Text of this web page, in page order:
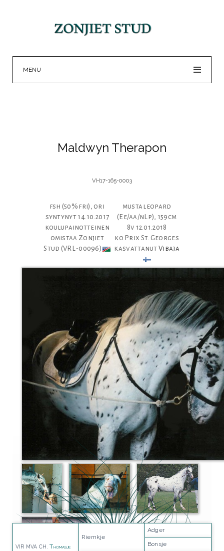
MENU
Maldwyn Therapon
VH17-165-0003
fsh (50% fri), ori
syntynyt 14.10.2017
koulupainotteinen
omistaa Zonjiet
Stud (VRL-00096)
musta leopard
(Ee/aa/nLp), 159cm
8v 12.01.2018
ko Prix St. Georges
kasvattanutVibaja
VIR MVA CH. Thomasje
Riemkje
Adger
Bonsje